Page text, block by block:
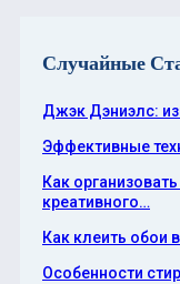
Случайные
Джэк Дэниэлс:
Эффективные
Как
креативного…
Как клеить обои
Особенности